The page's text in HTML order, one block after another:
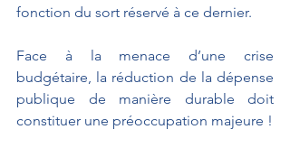
fonction du sort réservé à ce dernier.
Face à la menace d’une crise
budgétaire, la réduction de la dépense
publique de manière durable doit
constituer une préoccupation majeure !